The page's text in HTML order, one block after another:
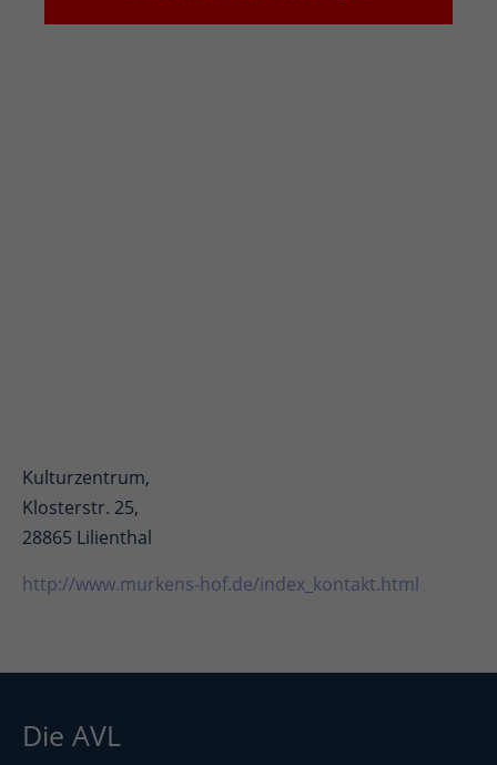
Kulturzentrum,
Klosterstr. 25,
28865 Lilienthal
http://www.murkens-hof.de/index_kontakt.html
Die AVL